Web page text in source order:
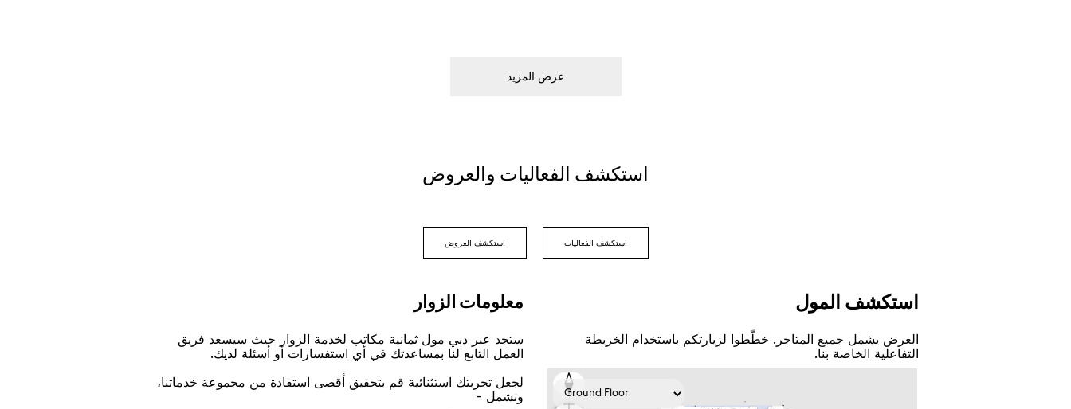
ﻋﺮﺽ اﻟﻤﺰﻳﺪ
اﺳﺘﻜﺸﻒ اﻟﻔﻌﺎﻟﻴﺎﺕ ﻭاﻟﻌﺮﻭﺽ
اﺳﺘﻜﺸﻒ اﻟﻔﻌﺎﻟﻴﺎﺕ اﺳﺘﻜﺸﻒ اﻟﻌﺮﻭﺽ
اﺳﺘﻜﺸﻒ اﻟﻤﻮﻝ
اﻟﻌﺮﺽ ﻳﺸﻤﻞ ﺟﻤﻴﻊ اﻟﻤﺘﺎﺟﺮ. ﺧﻄّﻄﻮا ﻟﺰﻳﺎﺭﺗﻜﻢ ﺑﺎﺳﺘﺨﺪاﻡ اﻟﺨﺮﻳﻄﺔ
اﻟﺘﻔﺎﻋﻠﻴﺔ اﻟﺨﺎﺻﺔ ﺑﻨﺎ.
ﻣﻌﻠﻮﻣﺎﺕ اﻟﺰﻭاﺭ
ﺳﺘﺠﺪ ﻋﺒﺮ ﺩﺑﻲ ﻣﻮﻝ ﺛﻤﺎﻧﻴﺔ ﻣﻜﺎﺗﺐ ﻟﺨﺪﻣﺔ اﻟﺰﻭاﺭ ﺣﻴﺚ ﺳﻴﺴﻌﺪ ﻓﺮﻳﻖ
اﻟﻌﻤﻞ اﻟﺘﺎﺑﻊ ﻟﻨﺎ ﺑﻤﺴﺎﻋﺪﺗﻚ ﻓﻲ ﺃﻱ اﺳﺘﻔﺴﺎﺭاﺕ ﺃﻭ ﺃﺳﺌﻠﺔ ﻟﺪﻳﻚ.
ﻟﺠﻌﻞ ﺗﺠﺮﺑﺘﻚ اﺳﺘﺜﻨﺎﺋﻴﺔ ﻗﻢ ﺑﺘﺤﻘﻴﻖ ﺃﻗﺼﻰ اﺳﺘﻔﺎﺩﺓ ﻣﻦ ﻣﺠﻤﻮﻋﺔ ﺧﺪﻣﺎﺗﻨﺎ،
ﻭﺗﺸﻤﻞ -